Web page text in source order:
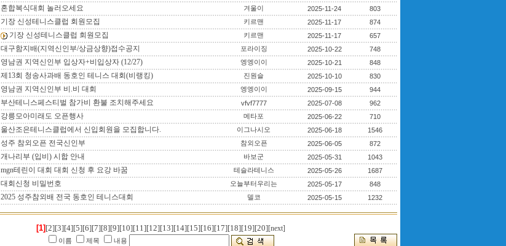
혼합복식대회 놀러오세요 겨울이 2025-11-24
803
기장 신성테니스클럽 회원모집 키르맨 2025-11-17
874
기장 신성테니스클럽 회원모집 키르맨 2025-11-17
657
대구함지배(지역신인부/상금상향)접수공지 포라이징 2025-10-22
748
영남권 지역신인부 입상자+비입상자 (12/27) 엥엥이이 2025-10-21
848
제13회 청송사과배 동호인 테니스 대회(비랭킹) 진원슬 2025-10-10
830
영남권 지역신인부 비.비 대회 엥엥이이 2025-09-15
944
부산테니스페스티벌 참가비 환불 조치해주세요 vfvf7777 2025-07-08
962
강릉모아미래도 오픈행사 메타포 2025-06-22
710
울산조은테니스클럽에서 신입회원을 모집합니다. 이그나시오 2025-06-18
1546
성주 참외오픈 전국신인부 참외오픈 2025-06-05
872
개나리부 (입비) 시합 안내 바보군 2025-05-31
1043
mgn테린이 대회 대회 신청 후 요강 바꿈 테슬라테니스 2025-05-26
1687
대회신청 비밀번호 오늘부터우리는 2025-05-17
848
2025 성주참외배 전국 동호인 테니스대회 델코 2025-05-15 1232
[1] [2][3][4][5][6][7][8][9][10][11][12][13][14][15][16][17][18][19][20][next]
이름 제목 내용